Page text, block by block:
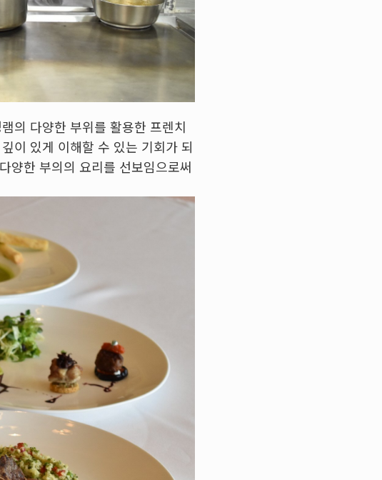
의 다양한 부위를 활용한 프렌치
이 있게 이해할 수 있는 기회가 되
양한 부의의 요리를 선보임으로써